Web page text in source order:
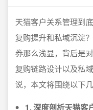
天猫客户关系管理到
复购提升和私域沉淀
券那么浅显，背后是
复购链路设计以及私
说，本文将围绕以下
1. 深度剖析天猫客